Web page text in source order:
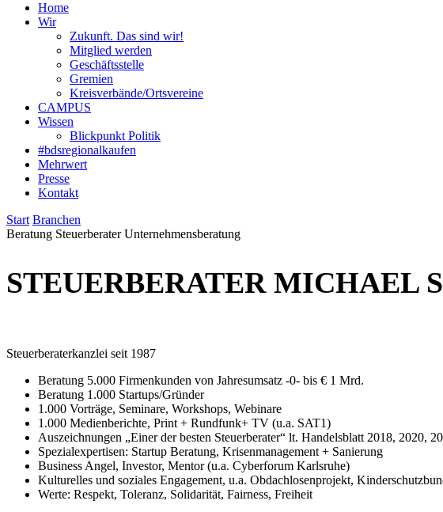
Home
Wir
Zukunft. Das sind wir!
Mitglied werden
Geschäftsstelle
Gremien
Kreisverbände/Ortsvereine
CAMPUS
Wissen
Blickpunkt Politik
#bdsregionalkaufen
Mehrwert
Presse
Kontakt
Start Branchen
Beratung Steuerberater Unternehmensberatung
STEUERBERATER MICHAEL
Steuerberaterkanzlei seit 1987
Beratung 5.000 Firmenkunden von Jahresumsatz -0- bis € 1 Mrd.
Beratung 1.000 Startups/Gründer
1.000 Vorträge, Seminare, Workshops, Webinare
1.000 Medienberichte, Print + Rundfunk+ TV (u.a. SAT1)
Auszeichnungen „Einer der besten Steuerberater“ lt. Handelsblatt 2018, 2020,
Spezialexpertisen: Startup Beratung, Krisenmanagement + Sanierung
Business Angel, Investor, Mentor (u.a. Cyberforum Karlsruhe)
Kulturelles und soziales Engagement, u.a. Obdachlosenprojekt,
Werte: Respekt, Toleranz, Solidarität, Fairness, Freiheit